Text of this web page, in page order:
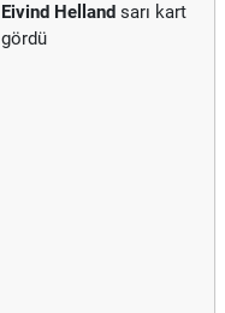
Eivind Helland sarı kart
gördü